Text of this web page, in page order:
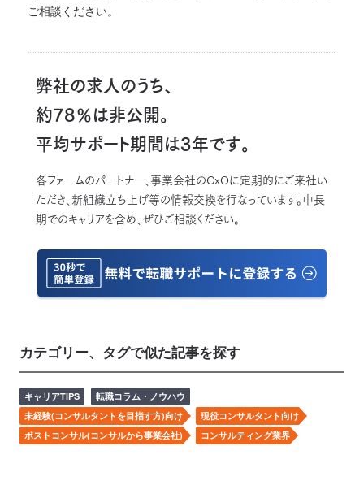
ご相談ください。
弊社の求人のうち、
約78％は非公開。
平均サポート期間は3年です。
各ファームのパートナー、事業会社のCxOに定期的にご来社い
ただき、新組織立ち上げ等の情報交換を行なっています。中長
期でのキャリアを含め、ぜひご相談ください。
カテゴリー、タグで似た記事を探す
キャリアTIPS
転職コラム・ノウハウ
未経験(コンサルタントを目指す方)向け
現役コンサルタント向け
ポストコンサル(コンサルから事業会社)
コンサルティング業界